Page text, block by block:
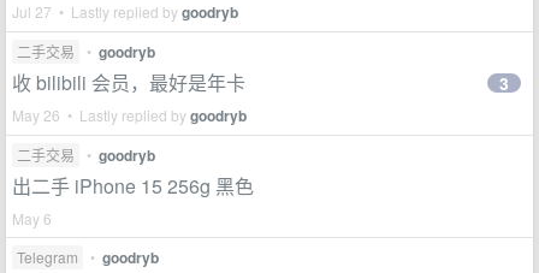
Jul 27 • Lastly replied bygoodryb
二手交易 • goodryb
收 bilibili 会员，最好是年卡
May 26 • Lastly replied bygoodryb
3
二手交易 • goodryb
出二手 iPhone 15 256g 黑色
May 6
Telegram
• goodryb